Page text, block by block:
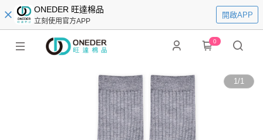
ONEDER 旺達棉品
立刻使用官方APP
開啟APP
0
1/1